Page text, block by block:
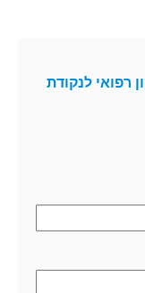
רפואי לנקודת